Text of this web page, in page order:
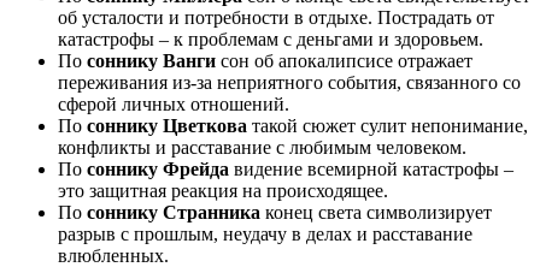
об усталости и потребности в отдыхе. Пострадать от
катастрофы – к проблемам с деньгами и здоровьем.
По соннику Ванги сон об апокалипсисе отражает
переживания из-за неприятного события, связанного со
сферой личных отношений.
По соннику Цветкова такой сюжет сулит непонимание,
конфликты и расставание с любимым человеком.
По соннику Фрейда видение всемирной катастрофы –
это защитная реакция на происходящее.
По соннику Странника конец света символизирует
разрыв с прошлым, неудачу в делах и расставание
влюбленных.